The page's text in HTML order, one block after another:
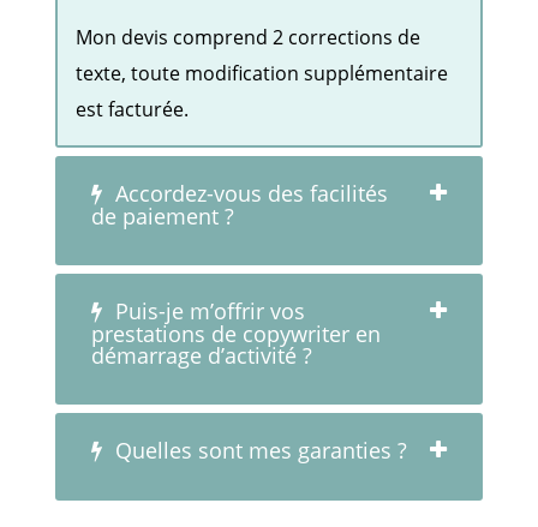
Mon devis comprend 2 corrections de
texte, toute modification supplémentaire
est facturée.
Accordez-vous des facilités
de paiement ?
Puis-je m’offrir vos
prestations de copywriter en
démarrage d’activité ?
Quelles sont mes garanties ?